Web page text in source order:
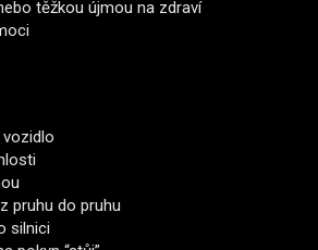
těžkou újmou na zdraví
pruhu do pruhu
silnici